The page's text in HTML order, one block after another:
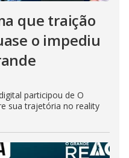
que traição
o impediu
participou de O
sua trajetória no reality